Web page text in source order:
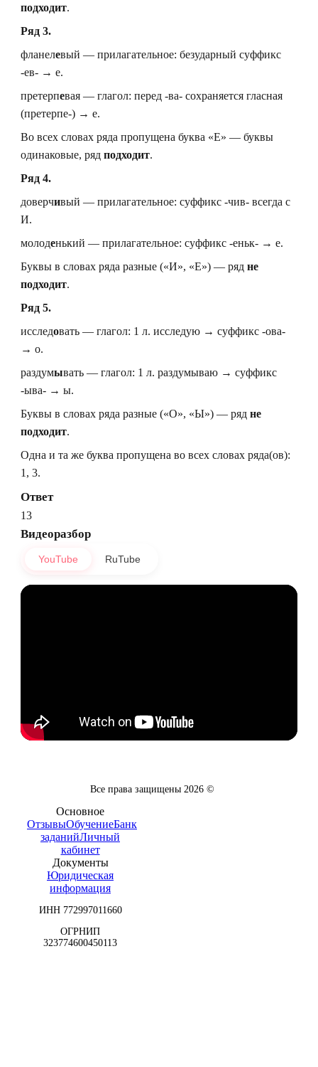
подходит.
Ряд 3.
фланелевый — прилагательное: безударный суффикс
-ев- → е.
претерпевая — глагол: перед -ва- сохраняется гласная
(претерпе-) → е.
Во всех словах ряда пропущена буква «Е» — буквы
одинаковые, ряд подходит.
Ряд 4.
доверчивый — прилагательное: суффикс -чив- всегда с
И.
молоденький — прилагательное: суффикс -еньк- → е.
Буквы в словах ряда разные («И», «Е») — ряд не
подходит.
Ряд 5.
исследовать — глагол: 1 л. исследую → суффикс -ова-
→ о.
раздумывать — глагол: 1 л. раздумываю → суффикс
-ыва- → ы.
Буквы в словах ряда разные («О», «Ы») — ряд не
подходит.
Одна и та же буква пропущена во всех словах ряда(ов):
1, 3.
Ответ
13
Видеоразбор
YouTube RuTube
Все права защищены2026 ©
Основное
ОтзывыОбучениеБанк
заданийЛичный
кабинет
Документы
Юридическая
информация
ИНН 772997011660
ОГРНИП
323774600450113